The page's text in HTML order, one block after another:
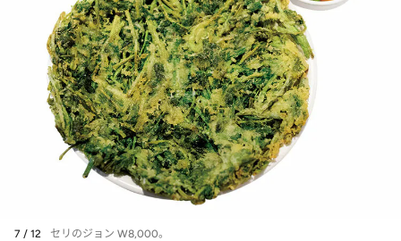
7 / 12 セリのジョン W8,000。